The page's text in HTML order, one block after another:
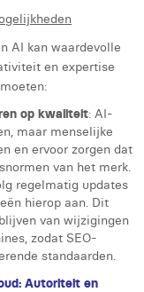
AI kan waardevolle
en expertise
op kwaliteit: AI-
maar menselijke
en ervoor zorgen dat
van het merk.
regelmatig updates
hierop aan. Dit
van wijzigingen
zodat SEO-
standaarden.
Autoriteit en